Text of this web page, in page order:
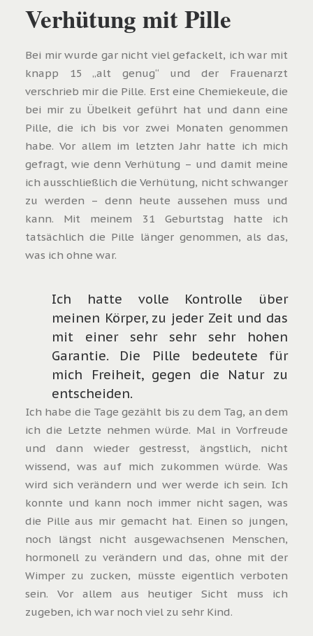
Verhütung mit Pille
Bei mir wurde gar nicht viel gefackelt, ich war mit
knapp 15 „alt genug“ und der Frauenarzt
verschrieb mir die Pille. Erst eine Chemiekeule, die
bei mir zu Übelkeit geführt hat und dann eine
Pille, die ich bis vor zwei Monaten genommen
habe. Vor allem im letzten Jahr hatte ich mich
gefragt, wie denn Verhütung – und damit meine
ich ausschließlich die Verhütung, nicht schwanger
zu werden – denn heute aussehen muss und
kann. Mit meinem 31 Geburtstag hatte ich
tatsächlich die Pille länger genommen, als das,
was ich ohne war.
Ich hatte volle Kontrolle über
meinen Körper, zu jeder Zeit und das
mit einer sehr sehr sehr hohen
Garantie. Die Pille bedeutete für
mich Freiheit, gegen die Natur zu
entscheiden.
Ich habe die Tage gezählt bis zu dem Tag, an dem
ich die Letzte nehmen würde. Mal in Vorfreude
und dann wieder gestresst, ängstlich, nicht
wissend, was auf mich zukommen würde. Was
wird sich verändern und wer werde ich sein. Ich
konnte und kann noch immer nicht sagen, was
die Pille aus mir gemacht hat. Einen so jungen,
noch längst nicht ausgewachsenen Menschen,
hormonell zu verändern und das, ohne mit der
Wimper zu zucken, müsste eigentlich verboten
sein. Vor allem aus heutiger Sicht muss ich
zugeben, ich war noch viel zu sehr Kind.